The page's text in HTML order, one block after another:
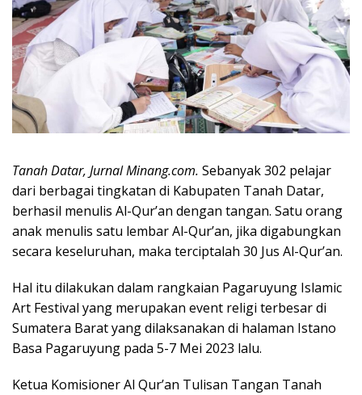
Tanah Datar, Jurnal Minang.com. Sebanyak 302 pelajar
dari berbagai tingkatan di Kabupaten Tanah Datar,
berhasil menulis Al-Qur’an dengan tangan. Satu orang
anak menulis satu lembar Al-Qur’an, jika digabungkan
secara keseluruhan, maka terciptalah 30 Jus Al-Qur’an.
Hal itu dilakukan dalam rangkaian Pagaruyung Islamic
Art Festival yang merupakan event religi terbesar di
Sumatera Barat yang dilaksanakan di halaman Istano
Basa Pagaruyung pada 5-7 Mei 2023 lalu.
Ketua Komisioner Al Qur’an Tulisan Tangan Tanah